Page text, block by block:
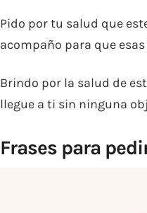
Pido por tu salud que
acompaño para que
Brindo por la salud de
llegue a ti sin ninguna
Frases para